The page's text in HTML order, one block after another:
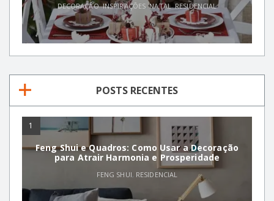
DECORAÇÃO,INSPIRAÇÕES ,NATAL,RESIDENCIAL
POSTS RECENTES
1
Feng Shui e Quadros: Como Usar a Decoração
para Atrair Harmonia e Prosperidade
FENG SHUI, RESIDENCIAL